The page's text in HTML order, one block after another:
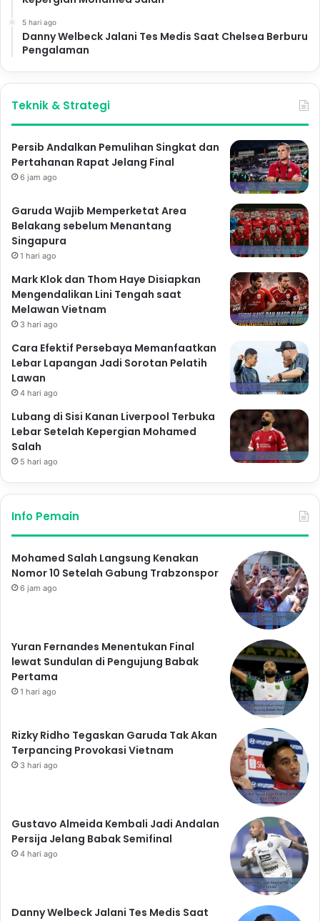
5 hari ago
Danny Welbeck Jalani Tes Medis Saat Chelsea Berburu
Pengalaman
Teknik & Strategi
Persib Andalkan Pemulihan Singkat dan
Pertahanan Rapat Jelang Final
6 jam ago
Garuda Wajib Memperketat Area
Belakang sebelum Menantang
Singapura
1 hari ago
Mark Klok dan Thom Haye Disiapkan
Mengendalikan Lini Tengah saat
Melawan Vietnam
3 hari ago
Cara Efektif Persebaya Memanfaatkan
Lebar Lapangan Jadi Sorotan Pelatih
Lawan
4 hari ago
Lubang di Sisi Kanan Liverpool Terbuka
Lebar Setelah Kepergian Mohamed
Salah
5 hari ago
Info Pemain
Mohamed Salah Langsung Kenakan
Nomor 10 Setelah Gabung Trabzonspor
6 jam ago
Yuran Fernandes Menentukan Final
lewat Sundulan di Pengujung Babak
Pertama
1 hari ago
Rizky Ridho Tegaskan Garuda Tak Akan
Terpancing Provokasi Vietnam
3 hari ago
Gustavo Almeida Kembali Jadi Andalan
Persija Jelang Babak Semifinal
4 hari ago
Danny Welbeck Jalani Tes Medis Saat